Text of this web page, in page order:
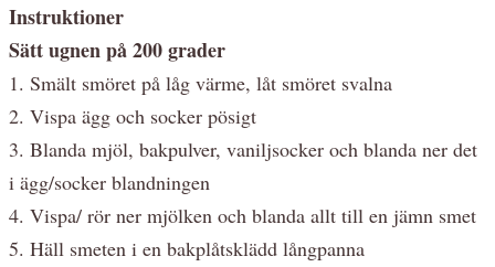
Instruktioner
Sätt ugnen på 200 grader
1. Smält smöret på låg värme, låt smöret svalna
2. Vispa ägg och socker pösigt
3. Blanda mjöl, bakpulver, vaniljsocker och blanda ner det
i ägg/socker blandningen
4. Vispa/ rör ner mjölken och blanda allt till en jämn smet
5. Häll smeten i en bakplåtsklädd långpanna